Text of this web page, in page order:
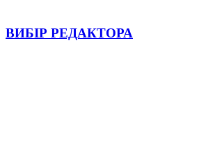
ВИБІР РЕДАКТОРА